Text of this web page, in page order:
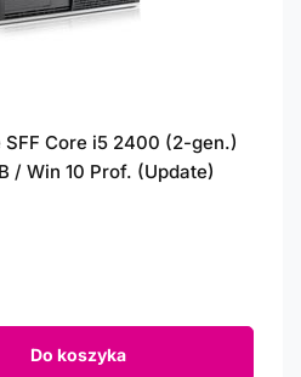
SFF Core i5 2400 (2-gen.)
/ Win 10 Prof. (Update)
Do koszyka